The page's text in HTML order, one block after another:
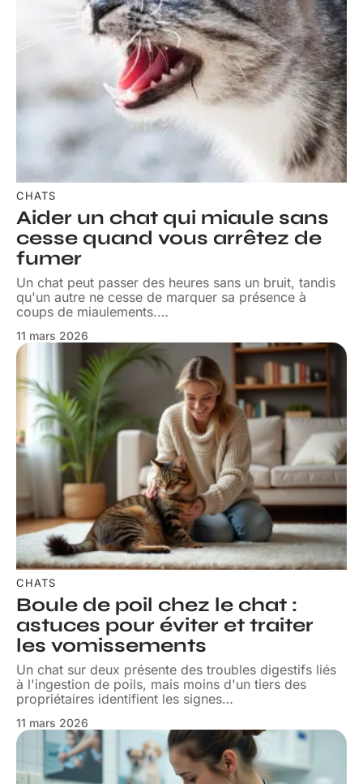
CHATS
Aider un chat qui miaule sans
cesse quand vous arrêtez de
fumer
Un chat peut passer des heures sans un bruit, tandis
qu'un autre ne cesse de marquer sa présence à
coups de miaulements.…
11 mars 2026
CHATS
Boule de poil chez le chat :
astuces pour éviter et traiter
les vomissements
Un chat sur deux présente des troubles digestifs liés
à l'ingestion de poils, mais moins d'un tiers des
propriétaires identifient les signes…
11 mars 2026